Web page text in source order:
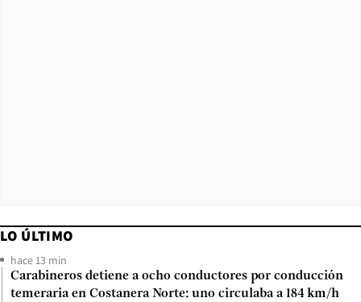
LO ÚLTIMO
hace 13 min
Carabineros detiene a ocho conductores por conducción
temeraria en Costanera Norte: uno circulaba a 184 km/h